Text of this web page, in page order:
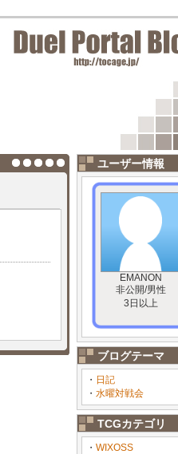
ユーザー情報
EMANON
非公開/男性
3日以上
ブログテーマ
・ 日記
・ 水曜対戦会
TCGカテゴリ
・ WIXOSS